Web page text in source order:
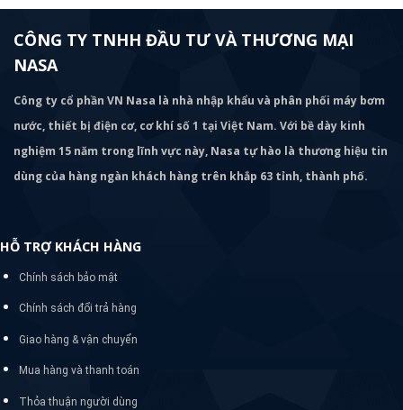
CÔNG TY TNHH ĐẦU TƯ VÀ THƯƠNG MẠI
NASA
Công ty cổ phần VN Nasa là nhà nhập khẩu và phân phối máy bơm
nước, thiết bị điện cơ, cơ khí số 1 tại Việt Nam. Với bề dày kinh
nghiệm 15 năm trong lĩnh vực này, Nasa tự hào là thương hiệu tin
dùng của hàng ngàn khách hàng trên khắp 63 tỉnh, thành phố.
HỖ TRỢ KHÁCH HÀNG
Chính sách bảo mật
Chính sách đổi trả hàng
Giao hàng & vận chuyển
Mua hàng và thanh toán
Thỏa thuận người dùng